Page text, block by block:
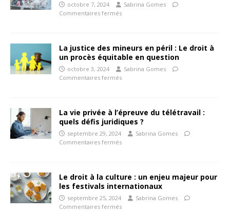
octobre 7, 2024
Sabrina Gomes
Commentaires fermés
La justice des mineurs en péril : Le droit à
un procès équitable en question
octobre 3, 2024
Sabrina Gomes
Commentaires fermés
La vie privée à l’épreuve du télétravail :
quels défis juridiques ?
septembre 29, 2024
Sabrina Gomes
Commentaires fermés
Le droit à la culture : un enjeu majeur pour
les festivals internationaux
septembre 25, 2024
Sabrina Gomes
Commentaires fermés